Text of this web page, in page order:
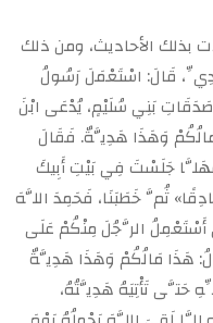
بذلك الأحاديث، ومن ذلك
قَالَ: اسْتَعْمَلَ رَسُولُ
بَنِي سُلَيْمٍ، يُدْعَى ابْنَ
وَهَذَا هَدِيَّةٌ. فَقَالَ
جَلَسْتَ فِي بَيْتِ أَبِيكَ
ثُمَّ خَطَبَنَا، فَحَمِدَ اللَّهَ
أَسْتَعْمِلُ الرَّجُلَ مِنْكُمْ عَلَى
هَذَا مَالُكُمْ وَهَذَا هَدِيَّةٌ
حَتَّى تَأْتِيَهُ هَدِيَّتُهُ،